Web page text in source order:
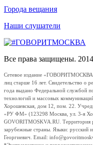
Города вещания
Наши слушатели
Все права защищены.
Сетевое издание
лиц старше 16 лет. Свидетельство
года выдано Федеральной службой
технологий и массовых
Хорошевская, дом 12, пом. 22.
«РУ ФМ» (123298 Москва, ул. 3-я
GOVORITMOSKVA.RU. Территория
зарубежные страны. Языки: русский
Георгиевич. Email: